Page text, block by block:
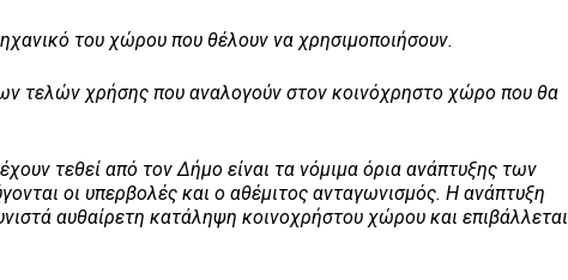
του χώρου που θέλουν να χρησιμοποιήσουν.
τελών χρήσης που αναλογούν στον κοινόχρηστο χώρο που θα
τεθεί από τον Δήμο είναι τα νόμιμα όρια ανάπτυξης των
οι υπερβολές και ο αθέμιτος ανταγωνισμός. Η ανάπτυξη
αυθαίρετη κατάληψη κοινοχρήστου χώρου και επιβάλλεται